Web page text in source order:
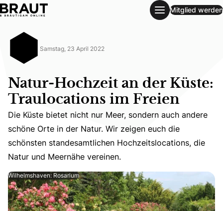
Natur-Hochzeit an der Küste: Traulocations im Freien
Mitglied werden
Samstag, 23 April 2022
Natur-Hochzeit an der Küste:
Traulocations im Freien
Die Küste bietet nicht nur Meer, sondern auch andere
Die Küste bietet nicht nur Meer, sondern auch andere
schöne Orte in der Natur. Wir zeigen euch die
schönsten standesamtlichen Hochzeitslocations, die
Natur und Meernähe vereinen.
Wilhelmshaven: Rosarium